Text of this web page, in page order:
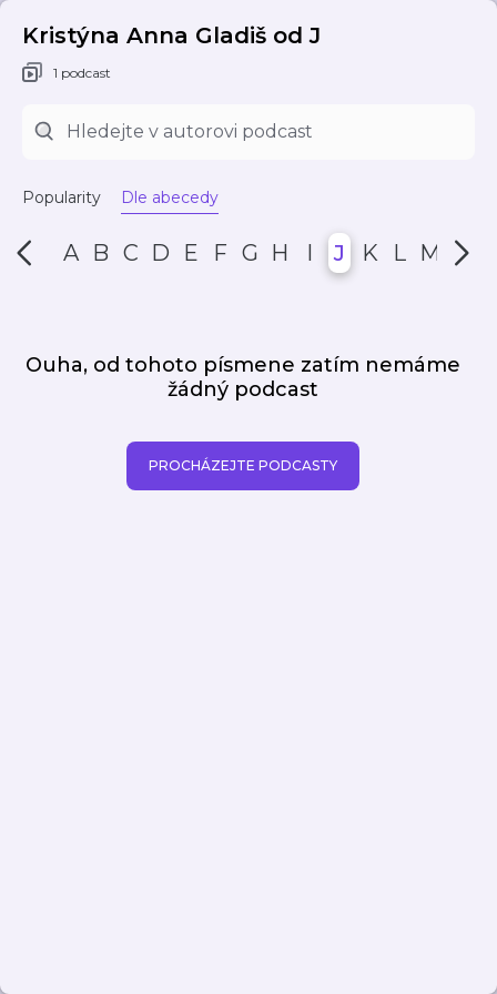
Kristýna Anna Gladiš od J
1 podcast
Popularity Dle abecedy
A B C D E F G H I J K L M N
Ouha, od tohoto písmene zatím nemáme
žádný podcast
PROCHÁZEJTE PODCASTY